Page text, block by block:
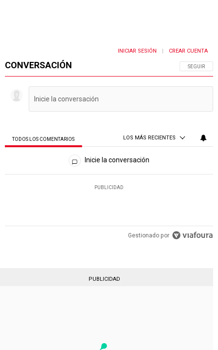
CONVERSACIÓN SIGA ESTA
SEGUIR
INICIAR SESIÓN CREAR CUENTA
TODOS LOS COMENTARIOS LOS MÁS RECIENTES
Todos los comentarios
Inicie la conversación
PUBLICIDAD
Gestionado por
PUBLICIDAD